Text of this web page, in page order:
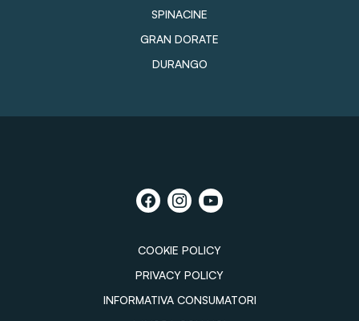
SPINACINE
GRAN DORATE
DURANGO
COOKIE POLICY
PRIVACY POLICY
INFORMATIVA CONSUMATORI